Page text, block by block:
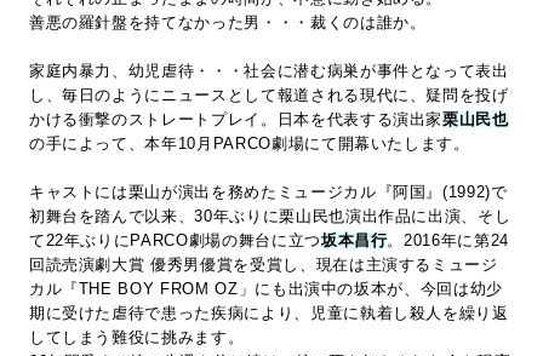
善悪の羅針盤を持てなかった男・・・裁くのは誰か。
家庭内暴力、幼児虐待・・・社会に潜む病巣が事件となって表出
し、毎日のようにニュースとして報道される現代に、疑問を投げ
かける衝撃のストレートプレイ。日本を代表する演出家栗山民也
の手によって、本年10月PARCO劇場にて開幕いたします。
キャストには栗山が演出を務めたミュージカル『阿国』(1992)で
初舞台を踏んで以来、30年ぶりに栗山民也演出作品に出演、そし
て22年ぶりにPARCO劇場の舞台に立つ坂本昌行。2016年に第24
回読売演劇大賞 優秀男優賞を受賞し、現在は主演するミュージ
カル『THE BOY FROM OZ」にも出演中の坂本が、今回は幼少
期に受けた虐待で患った疾病により、児童に執着し殺人を繰り返
してしまう難役に挑みます。